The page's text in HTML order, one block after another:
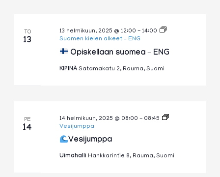
TO
13
Opiskellaan suomea – ENG
13 helmikuun, 2025 @ 12:00 - 14:00
Suomen kielen alkeet – ENG
KIPINÄ Satamakatu 2, Rauma, Suomi
PE
14
Vesijumppa
14 helmikuun, 2025 @ 08:00 - 08:45
Vesijumppa
Uimahalli Hankkarintie 8, Rauma, Suomi